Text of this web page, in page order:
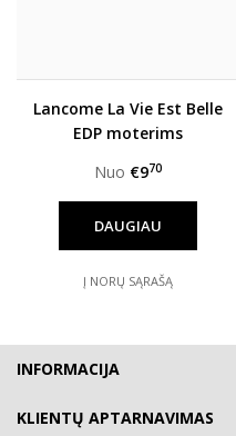
Lancome La Vie Est Belle
EDP moterims
Nuo €970
DAUGIAU
Į NORŲ SĄRAŠĄ
INFORMACIJA
KLIENTŲ APTARNAVIMAS